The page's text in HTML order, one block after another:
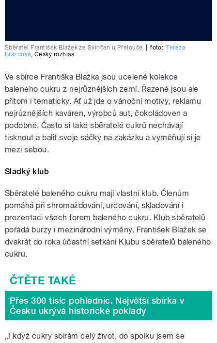
Sběratel František Blažek ze Svinčan u Přelouče foto: Tereza
Brázdová, Český rozhlas
Ve sbírce Františka Blažka jsou ucelené kolekce
baleného cukru z nejrůznějších zemí. Řazené jsou ale
přitom i tematicky. Ať už jde o vánoční motivy, reklamu
nejrůznějších kaváren, výrobců aut, čokoládoven a
podobně. Často si také sběratelé cukrů nechávají
tisknout a balit svoje sáčky na zakázku a vyměňují si je
mezi sebou.
Sladký klub
Sběratelé baleného cukru mají vlastní klub. Členům
pomáhá při shromažďování, určování, skladování i
prezentaci všech forem baleného cukru. Klub sběratelů
pořádá burzy i mezinárodní výměny. František Blažek se
dvakrát do roka účastní setkání Klubu sběratelů baleného
cukru.
Přes 300 tisíc pohlednic. Největší sbírka v
Česku ukrývá historické poklady
„I když cukry sbírám celý život, do spolku jsem se